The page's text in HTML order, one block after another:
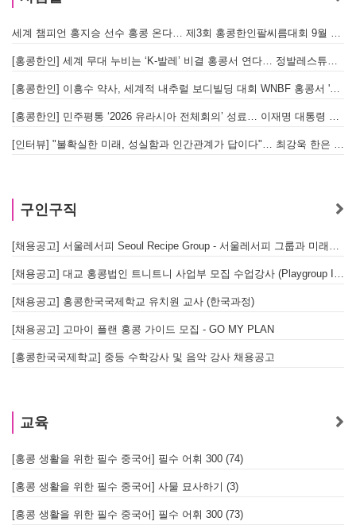
세계 챔피언 홍지승 선수 홍콩 온다… 제3회 홍콩한인팔씨름대회 9월 12일 개최
[홍콩한인] 세계 무대 누비는 ‘K-발레’ 비결 홍콩서 연다… 정발레스튜디오 개원
[홍콩한인] 이흥수 약사, 세계적 내추럴 보디빌딩 대회 WNBF 홍콩서 '마스터 부문 1위' 기염
[홍콩한인] 민주평통 ‘2026 유라시아 전체회의’ 성료… 이재명 대통령 참석으로 의미 더해
[인터뷰] "불확실한 미래, 성실함과 인간관계가 답이다"… 최강욱 한은 부소장이 청소년들에게 전하는 응원
구인구직
[채용공고] 서울레서피 Seoul Recipe Group - 서울레서피 그룹과 미래를 함께할 유능한 인재를 모십니다
[채용공고] 대교 홍콩법인 트니트니 사업부 모집 수업강사 (Playgroup Instructor)
[채용공고] 홍콩한국국제학교 유치원 교사 (한국과정)
[채용공고] 고마이 플랜 홍콩 가이드 모집 - GO MY PLAN
[홍콩한국국제학교] 중등 수학강사 및 음악 강사 채용공고
교육
[홍콩 생활을 위한 필수 중국어] 필수 어휘 300 (74)
[홍콩 생활을 위한 필수 중국어] 사물 묘사하기 (3)
[홍콩 생활을 위한 필수 중국어] 필수 어휘 300 (73)